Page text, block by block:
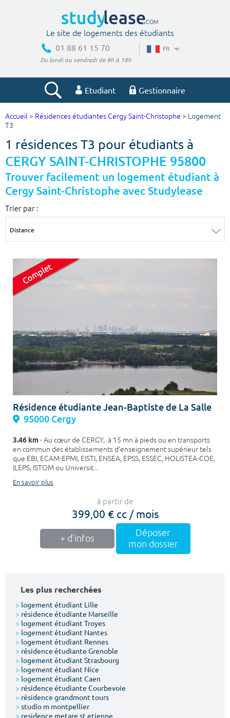
Le site de logements des étudiants
01 88 61 15 70
Du lundi au vendredi de 9h à 18h
FR
Etudiant Gestionnaire
Votre recherche
Ville, école
Budget min
€
Budget max
€
Surface min
m²
Surface max
m²
Type de location
Votre date d'entrée
Chercher
Accueil > Résidences étudiantes Cergy Saint-Christophe > Logement
T3
1 résidences T3 pour étudiants à
CERGY SAINT-CHRISTOPHE 95800
Trouver facilement un logement étudiant à
Cergy Saint-Christophe avec Studylease
Trier par :
Résidence étudiante Jean-Baptiste de La Salle
95000 Cergy
3.46 km- Au cœur de CERGY, à 15 mn à pieds ou en transports
en commun des établissements d’enseignement supérieur tels
que EBI, ECAM-EPMI, EISTI, ENSEA, EPSS, ESSEC, HOLISTEA-COE,
ILEPS, ISTOM ou Universit...
En savoir plus
à partir de
399,00 € cc / mois
+ d'infos
Déposer
mon dossier
Les plus recherchées
> logement étudiant Lille
> résidence étudiante Marseille
> logement étudiant Troyes
> logement étudiant Nantes
> logement étudiant Rennes
> résidence étudiante Grenoble
> logement étudiant Strasbourg
> logement étudiant Nice
> logement étudiant Caen
> résidence étudiante Courbevoie
> résidence grandmont tours
> studio m montpellier
> residence metare st etienne